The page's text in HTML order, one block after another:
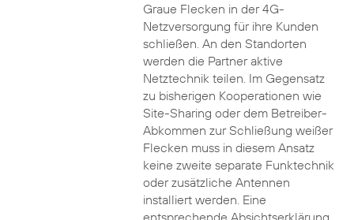
Graue Flecken in der 4G-
Netzversorgung für ihre Kunden
schließen. An den Standorten
werden die Partner aktive
Netztechnik teilen. Im Gegensatz
zu bisherigen Kooperationen wie
Site-Sharing oder dem Betreiber-
Abkommen zur Schließung weißer
Flecken muss in diesem Ansatz
keine zweite separate Funktechnik
oder zusätzliche Antennen
installiert werden. Eine
entsprechende Absichtserklärung